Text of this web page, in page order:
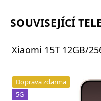
SOUVISEJÍCÍ
Xiaomi 15T 12GB/
Doprava zdarma
5G